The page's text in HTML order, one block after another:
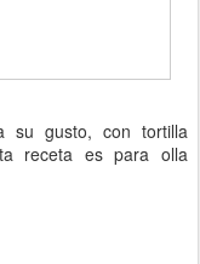
su gusto, con tortilla
receta es para olla